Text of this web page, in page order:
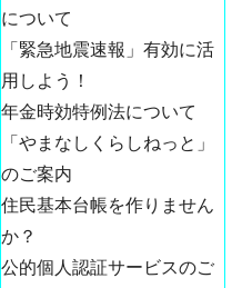
について
「緊急地震速報」有効に活
用しよう！
年金時効特例法について
「やまなしくらしねっと」
のご案内
住民基本台帳を作りません
か？
公的個人認証サービスのご